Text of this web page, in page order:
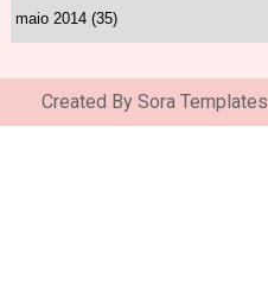
Created By Sora Templates